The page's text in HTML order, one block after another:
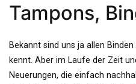
Tampons,
Bekannt sind uns ja allen
kennt. Aber im Laufe der Zeit
Neuerungen, die einfach